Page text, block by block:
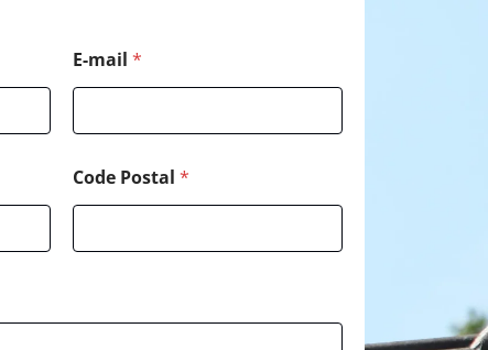
E-mail *
Code Postal *